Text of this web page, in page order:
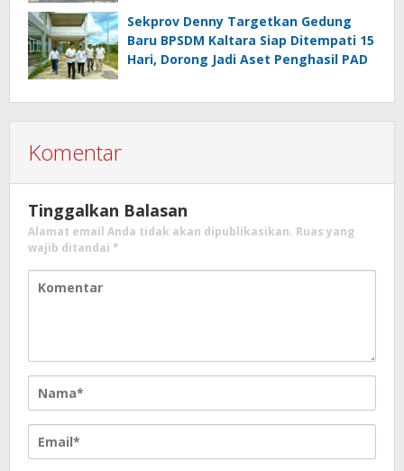
Sekprov Denny Targetkan Gedung
Baru BPSDM Kaltara Siap Ditempati 15
Hari, Dorong Jadi Aset Penghasil PAD
Komentar
Tinggalkan Balasan
Alamat email Anda tidak akan dipublikasikan. Ruas yang
wajib ditandai *